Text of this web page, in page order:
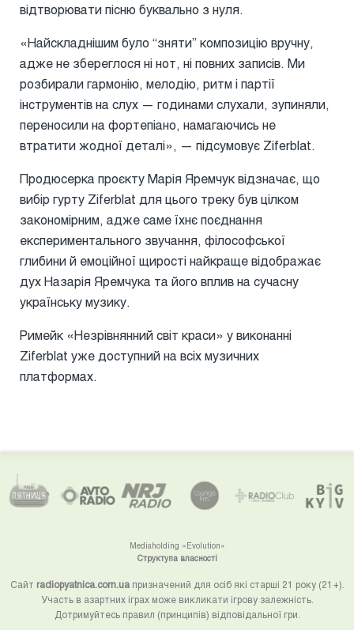
відтворювати пісню буквально з нуля.
«Найскладнішим було “зняти” композицію вручну,
адже не збереглося ні нот, ні повних записів. Ми
розбирали гармонію, мелодію, ритм і партії
інструментів на слух — годинами слухали, зупиняли,
переносили на фортепіано, намагаючись не
втратити жодної деталі», — підсумовує Ziferblat.
Продюсерка проєкту Марія Яремчук відзначає, що
вибір гурту Ziferblat для цього треку був цілком
закономірним, адже саме їхнє поєднання
експериментального звучання, філософської
глибини й емоційної щирості найкраще відображає
дух Назарія Яремчука та його вплив на сучасну
українську музику.
Римейк «Незрівнянний світ краси» у виконанні
Ziferblat уже доступний на всіх музичних
платформах.
Mediaholding «Evolution»
Структупа власності
Сайт radiopyatnica.com.uaпризначений для осіб які старші 21 року (21+).
Участь в азартних іграх може викликати ігрову залежність.
Дотримуйтесь правил (принципів) відповідальної гри.